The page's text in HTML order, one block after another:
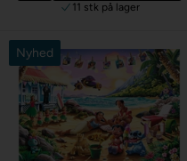
11 stk på lager
Nyhed